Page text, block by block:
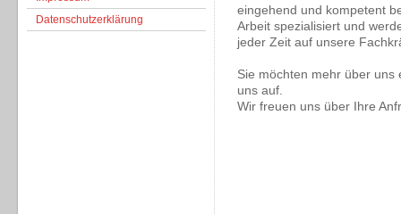
Datenschutzerklärung
eingehend und kompetent
Arbeit spezialisiert und
jeder Zeit auf unsere
Sie möchten mehr über uns
uns auf.
Wir freuen uns über Ihre